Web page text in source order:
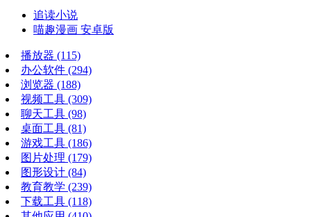
追读小说
喵趣漫画 安卓版
播放器 (115)
办公软件 (294)
浏览器 (188)
视频工具 (309)
聊天工具 (98)
桌面工具 (81)
游戏工具 (186)
图片处理 (179)
图形设计 (84)
教育教学 (239)
下载工具 (118)